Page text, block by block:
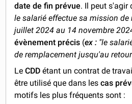
date de fin prévue. Il peut s'agir
le salarié effectue sa mission
juillet 2024 au 14 novembre
évènement précis (ex : "le
de remplacement jusqu'au
Le CDDétant un contrat de
être utilisé que dans lescas
motifs les plus fréquents sont :